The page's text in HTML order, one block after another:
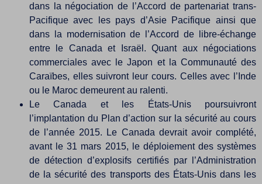
dans la négociation de l’Accord de partenariat trans-
Pacifique avec les pays d’Asie Pacifique ainsi que
dans la modernisation de l’Accord de libre-échange
entre le Canada et Israël. Quant aux négociations
commerciales avec le Japon et la Communauté des
Caraïbes, elles suivront leur cours. Celles avec l’Inde
ou le Maroc demeurent au ralenti.
Le Canada et les États-Unis poursuivront
l’implantation du Plan d’action sur la sécurité au cours
de l’année 2015. Le Canada devrait avoir complété,
avant le 31 mars 2015, le déploiement des systèmes
de détection d’explosifs certifiés par l’Administration
de la sécurité des transports des États-Unis dans les